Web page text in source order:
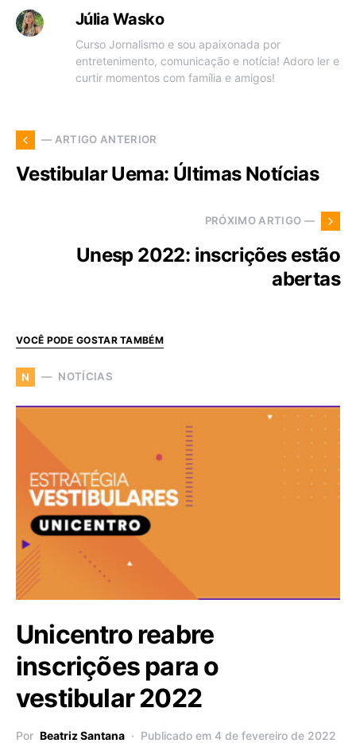
Júlia Wasko
Curso Jornalismo e sou apaixonada por
entretenimento, comunicação e notícia! Adoro ler e
curtir momentos com família e amigos!
— ARTIGO ANTERIOR
Vestibular Uema: Últimas Notícias
PRÓXIMO ARTIGO —
Unesp 2022: inscrições estão
abertas
VOCÊ PODE GOSTAR TAMBÉM
N NOTÍCIAS
Unicentro reabre
inscrições para o
vestibular 2022
Por Beatriz Santana Publicado em 4 de fevereiro de 2022